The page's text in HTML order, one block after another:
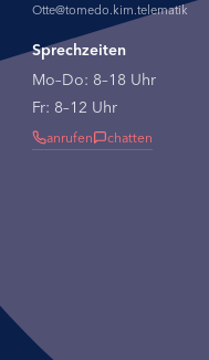
Otte@tomedo.kim.telematik
Sprechzeiten
Mo–Do: 8–18 Uhr
Fr: 8–12 Uhr
anrufen chatten